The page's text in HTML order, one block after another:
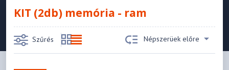
KIT (2db) memória - ram
Szűrés Népszerüek előre